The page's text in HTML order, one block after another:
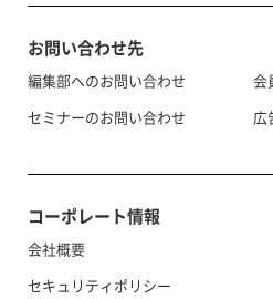
お問い合わせ先
編集部へのお問い合わせ
セミナーのお問い合わせ
会
広
コーポレート情報
会社概要
セキュリティポリシー